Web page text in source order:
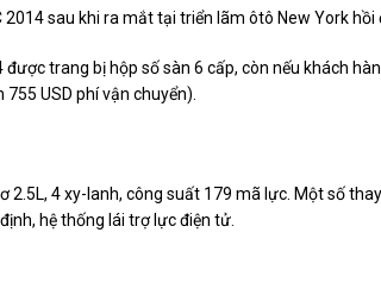
sau khi ra mắt tại triển lãm ôtô New York hồi
trang bị hộp số sàn 6 cấp, còn nếu khách
USD phí vận chuyển).
2.5L, 4 xy-lanh, công suất 179 mã lực. Một số
hệ thống lái trợ lực điện tử.